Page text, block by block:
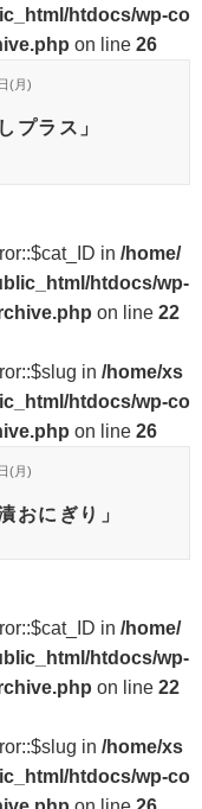
htdocs/wp-co
on line 26
(月)
プラス」
in /home/
htdocs/wp-
on line 22
in /home/xs
htdocs/wp-co
on line 26
(月)
おにぎり」
in /home/
htdocs/wp-
on line 22
in /home/xs
htdocs/wp-co